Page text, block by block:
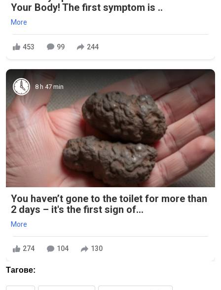
Your Body! The first symptom is ..
More
453 99 244
8 h 47 min
You haven’t gone to the toilet for more than
2 days – it's the first sign of...
More
274 104 130
Тагове: